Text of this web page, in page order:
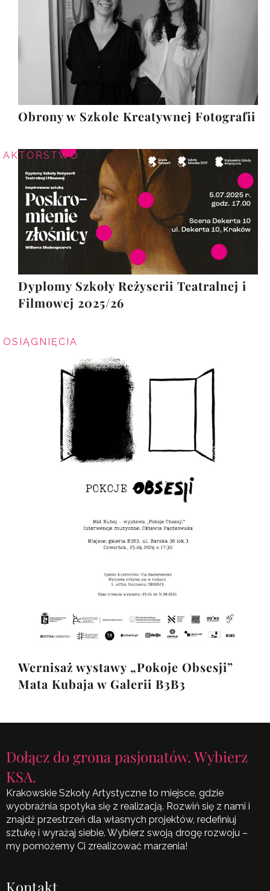
Obrony w Szkole Kreatywnej Fotografii
AKTORSTWO
Dyplomy Szkoły Reżyserii Teatralnej i
Filmowej 2025/26
OSIĄGNIĘCIA
Wernisaż wystawy „Pokoje Obsesji”
Mata Kubaja w Galerii B3B3
Dołącz do grona pasjonatów. Wybierz
KSA.
Krakowskie Szkoły Artystyczne to miejsce, gdzie
wyobraźnia spotyka się z realizacją. Rozwiń się z nami i
znajdź przestrzeń dla własnych projektów, redefiniuj
sztukę i wyrażaj siebie. Wybierz swoją drogę rozwoju –
my pomożemy Ci zrealizować marzenia!
Kontakt